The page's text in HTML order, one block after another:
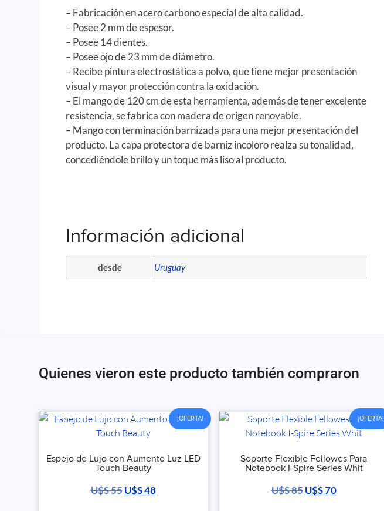
– Fabricación en acero carbono especial de alta calidad.
– Posee 2 mm de espesor.
– Posee 14 dientes.
– Posee ojo de 23 mm de diámetro.
– Recibe pintura electrostática a polvo, que tiene mejor presentación
visual y mayor protección contra la oxidación.
– El mango de 120 cm de esta herramienta, además de tener excelente
resistencia, se fabrica con madera de origen renovable.
– Mango con terminación barnizada para una mejor presentación del
producto. La capa protectora de barniz incoloro realza su tonalidad,
concediéndole brillo y un toque más liso al producto.
Información adicional
desde Uruguay
Quienes vieron este producto también compraron
¡OFERTA!
Espejo de Lujo con Aumento Luz LED
Touch Beauty
U$S55 U$S48
¡OFERTA!
Soporte Flexible Fellowes Para
Notebook I-Spire Series Whit
U$S85 U$S70